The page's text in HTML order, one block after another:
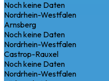
Noch keine Daten
Nordrhein-Westfalen
Arnsberg
Noch keine Daten
Nordrhein-Westfalen
Castrop-Rauxel
Noch keine Daten
Nordrhein-Westfalen